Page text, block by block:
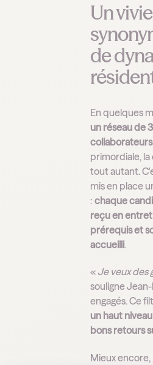
Un
de
En quelques
un réseau de
primordiale,
tout autant.
mis en place
:chaque
reçu en
prérequis et
accueilli.
« Je veux des
souligne
engagés. Ce
un haut
bons retours
Mieux encore,